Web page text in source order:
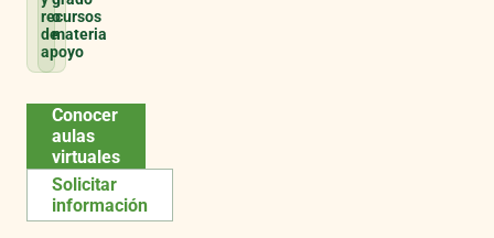
recursos
de
apoyo
o
materia
Conocer
aulas
virtuales
Solicitar
información